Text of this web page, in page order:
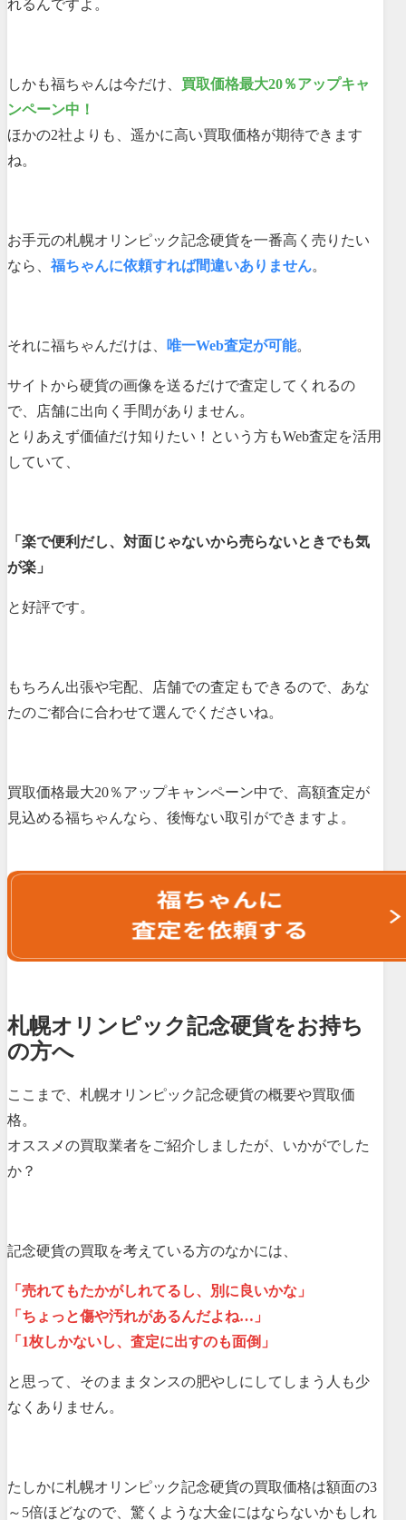
れるんですよ。
しかも福ちゃんは今だけ、 買取価格最大20％アップキャ
ンペーン中！
ほかの2社よりも、遥かに高い買取価格が期待できます
ね。
お手元の札幌オリンピック記念硬貨を一番高く売りたい
なら、 福ちゃんに依頼すれば間違いありません。
それに福ちゃんだけは、 唯一Web査定が可能。
サイトから硬貨の画像を送るだけで査定してくれるの
で、店舗に出向く手間がありません。
とりあえず価値だけ知りたい！という方もWeb査定を活用
していて、
「楽で便利だし、対面じゃないから売らないときでも気
が楽」
と好評です。
もちろん出張や宅配、店舗での査定もできるので、あな
たのご都合に合わせて選んでくださいね。
買取価格最大20％アップキャンペーン中で、高額査定が
見込める福ちゃんなら、後悔ない取引ができますよ。
札幌オリンピック記念硬貨をお持ち
の方へ
ここまで、札幌オリンピック記念硬貨の概要や買取価
格。
オススメの買取業者をご紹介しましたが、いかがでした
か？
記念硬貨の買取を考えている方のなかには、
「売れてもたかがしれてるし、別に良いかな」
「ちょっと傷や汚れがあるんだよね…」
「1枚しかないし、査定に出すのも面倒」
と思って、そのままタンスの肥やしにしてしまう人も少
なくありません。
たしかに札幌オリンピック記念硬貨の買取価格は額面の3
～5倍ほどなので、驚くような大金にはならないかもしれ